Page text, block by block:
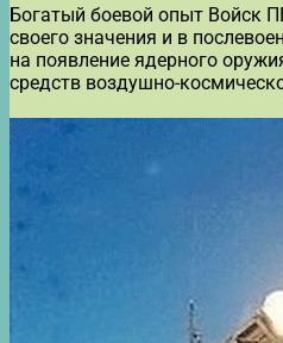
Богатый боевой опыт Войск
своего значения и в
на появление ядерного
средств воздушно-